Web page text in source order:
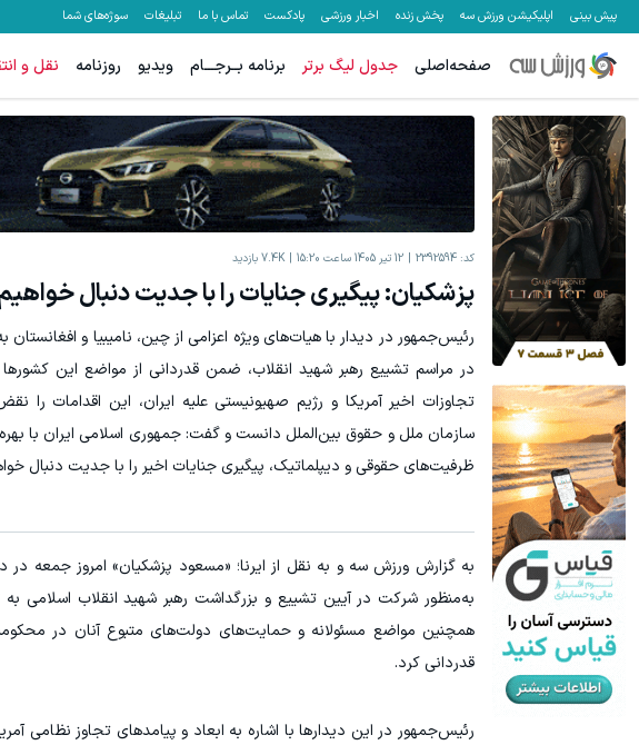
پیش بینی اپلیکیشن ورزش سه پخش زنده اخبار ورزشی پادکست تماس با ما تبلیغات سوژه‌های شما
صفحه‌اصلی جدول لیگ برتر برنامه بــرجـــام ویدیو روزنامه نقل و
کد: 2392594 12 تیر 1405 ساعت 15:20 7.4K بازدید
پزشکیان: پیگیری جنایات را با جدیت دنبال
رئیس‌جمهور در دیدار با هیات‌های ویژه اعزامی از چین، نامیبیا و
در مراسم تشییع رهبر شهید انقلاب، ضمن قدردانی از مواضع این
تجاوزات اخیر آمریکا و رژیم صهیونیستی علیه ایران، این اقدامات را
سازمان ملل و حقوق بین‌الملل دانست و گفت: جمهوری اسلامی ایران با
ظرفیت‌های حقوقی و دیپلماتیک، پیگیری جنایات اخیر را با جدیت دنبال
به گزارش ورزش سه و به نقل از ایرنا؛ «مسعود پزشکیان» امروز جمعه در
به‌منظور شرکت در آیین تشییع و بزرگداشت رهبر شهید انقلاب اسلامی
همچنین مواضع مسئولانه و حمایت‌های دولت‌های متبوع آنان در
قدردانی کرد.
رئیس‌جمهور در این دیدار‌ها با اشاره به ابعاد و پیامد‌های تجاوز نظامی
معاملات فارکس اسپرد از صفر و تا ۵۰۰ دلار بونوس
ثبت نام کنید
۵۰ درصد کش بک در حساب معاملاتی ecn بروکر اینوسلو
سرمایه گذاری ارزی روی سهام تویوتا - کلیک کن
ثبت نام کنید ثبت